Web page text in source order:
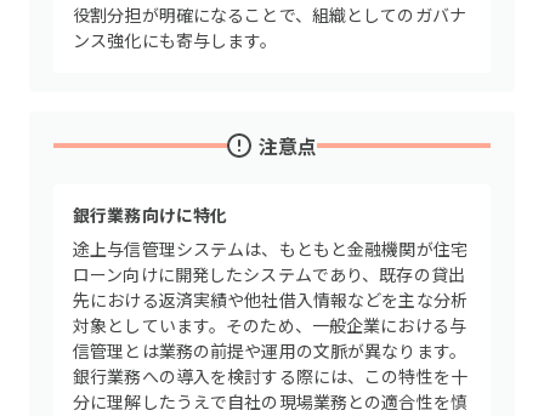
役割分担が明確になることで、組織としてのガバナ
ンス強化にも寄与します。
注意点
銀行業務向けに特化
途上与信管理システムは、もともと金融機関が住宅
ローン向けに開発したシステムであり、既存の貸出
先における返済実績や他社借入情報などを主な分析
対象としています。そのため、一般企業における与
信管理とは業務の前提や運用の文脈が異なります。
銀行業務への導入を検討する際には、この特性を十
分に理解したうえで自社の現場業務との適合性を慎